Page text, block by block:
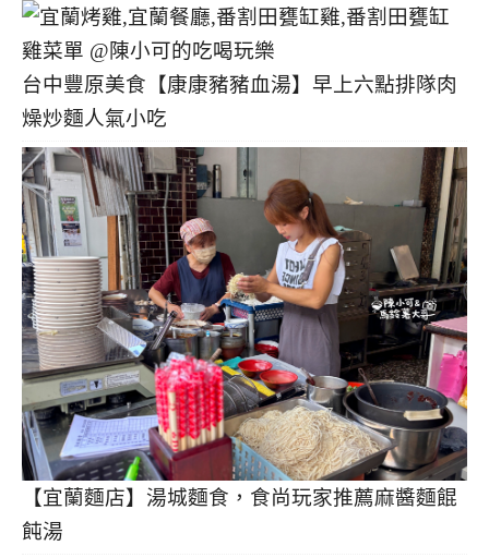
台中豐原美食【康康豬豬血湯】早上六點排隊肉
燥炒麵人氣小吃
【宜蘭麵店】湯城麵食，食尚玩家推薦麻醬麵餛
飩湯